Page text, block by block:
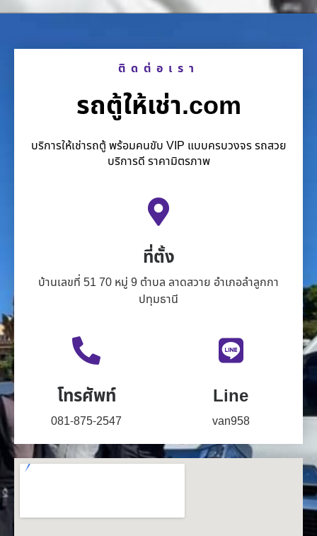
ติดต่อเรา
รถตู้ให้เช่า.com
บริการให้เช่ารถตู้ พร้อมคนขับ VIP แบบครบวงจร รถสวย
บริการดี ราคามิตรภาพ
ที่ตั้ง
บ้านเลขที่ 51 70 หมู่ 9 ตำบล ลาดสวาย อำเภอลำลูกกา
ปทุมธานี
โทรศัพท์
081-875-2547
Line
van958